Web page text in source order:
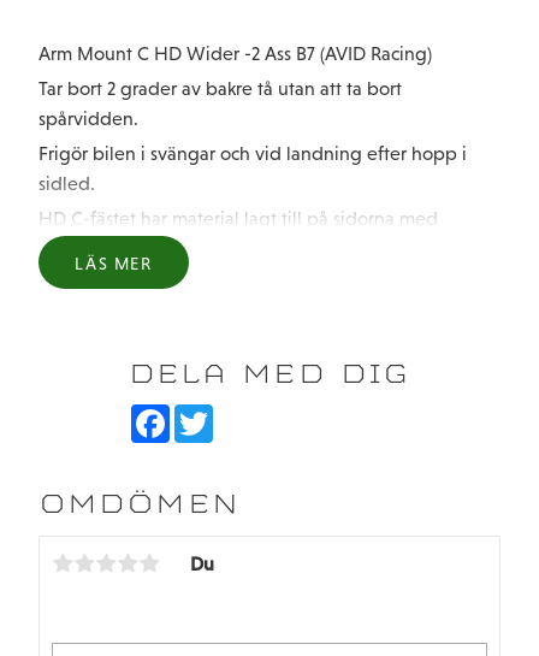
Arm Mount C HD Wider -2 Ass B7 (AVID Racing)
Tar bort 2 grader av bakre tå utan att ta bort
spårvidden.
Frigör bilen i svängar och vid landning efter hopp i
sidled.
HD C-fästet har material lagt till på sidorna med
pillerutskärningarna borttagna så att det behåller sin
styrka vid stötar.
Laseretsad Avid-logotyp och -2° på sidan för enkel
identifiering.
LÄS MER
DELA MED DIG
F
b
o
T
t
e
OMDÖMEN
Du